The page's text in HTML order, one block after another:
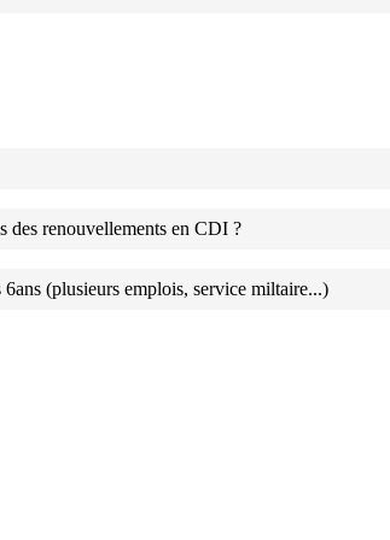
des renouvellements en CDI ?
(plusieurs emplois, service miltaire...)